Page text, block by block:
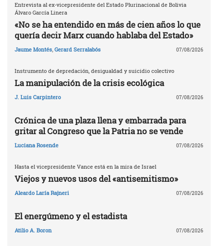
Entrevista al ex-vicepresidente del Estado Plurinacional de Bolivia
Álvaro García Linera
«No se ha entendido en más de cien años lo que
quería decir Marx cuando hablaba del Estado»
Jaume Montés, Gerard Serralabós 07/08/2026
Instrumento de depredación, desigualdad y suicidio colectivo
La manipulación de la crisis ecológica
J. Luis Carpintero 07/08/2026
Crónica de una plaza llena y embarrada para
gritar al Congreso que la Patria no se vende
Luciana Rosende 07/08/2026
Hasta el vicepresidente Vance está en la mira de Israel
Viejos y nuevos usos del «antisemitismo»
Aleardo Laría Rajneri 07/08/2026
El energúmeno y el estadista
Atilio A. Boron 07/08/2026